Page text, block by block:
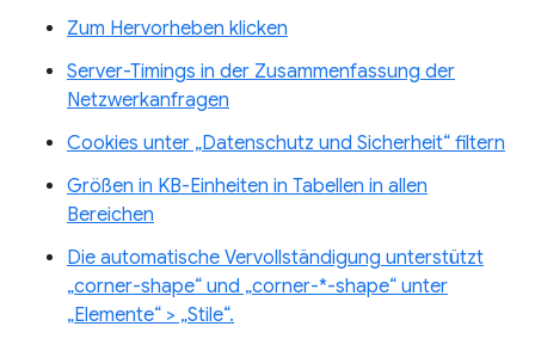
Zum Hervorheben klicken
Server-Timings in der Zusammenfassung der
Netzwerkanfragen
Cookies unter „Datenschutz und Sicherheit“ filtern
Größen in KB-Einheiten in Tabellen in allen
Bereichen
Die automatische Vervollständigung unterstützt
„corner-shape“ und „corner-*-shape“ unter
„Elemente“ > „Stile“.